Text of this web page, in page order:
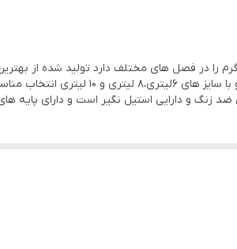
را در فصل های مختلف دارد تولید شده از
حائز اهمیت می باشد. کلمن های
و دارایی استیل نگیر است و دارای پایه